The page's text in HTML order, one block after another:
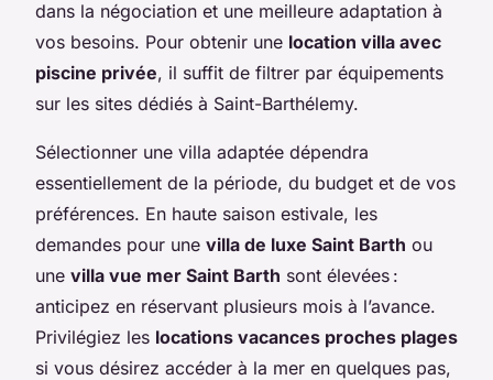
dans la négociation et une meilleure adaptation à
vos besoins. Pour obtenir une location villa avec
piscine privée, il suffit de filtrer par équipements
sur les sites dédiés à Saint-Barthélemy.
Sélectionner une villa adaptée dépendra
essentiellement de la période, du budget et de vos
préférences. En haute saison estivale, les
demandes pour une villa de luxe Saint Barth ou
une villa vue mer Saint Barth sont élevées :
anticipez en réservant plusieurs mois à l’avance.
Privilégiez les locations vacances proches plages
si vous désirez accéder à la mer en quelques pas,